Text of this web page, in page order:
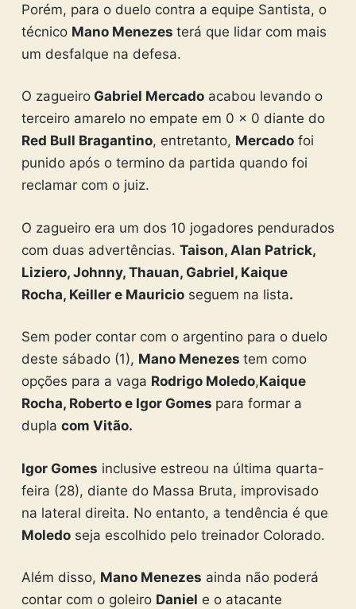
Porém, para o duelo contra a equipe Santista, o
técnico Mano Menezes terá que lidar com mais
um desfalque na defesa.
O zagueiroGabriel Mercadoacabou levando o
terceiro amarelo no empate em 0 x 0 diante do
Red Bull Bragantino, entretanto, Mercadofoi
punido após o termino da partida quando foi
reclamar com o juiz.
O zagueiro era um dos 10 jogadores pendurados
com duas advertências. Taison, Alan Patrick,
Liziero, Johnny, Thauan, Gabriel, Kaique
Rocha, Keiller e Mauricioseguem na lista.
Sem poder contar com o argentino para o duelo
deste sábado (1), Mano Menezes tem como
opções para a vaga Rodrigo Moledo,Kaique
Rocha, Roberto e Igor Gomes para formar a
dupla com Vitão.
Igor Gomes inclusive estreou na última quarta-
feira (28), diante do Massa Bruta, improvisado
na lateral direita. No entanto, a tendência é que
Moledoseja escolhido pelo treinador Colorado.
Além disso, Mano Menezes ainda não poderá
contar com o goleiro Daniel e o atacante